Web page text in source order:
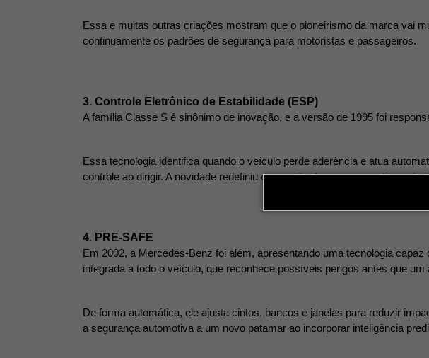
Essa e muitas outras criações mostram que o pioneirismo da marca vai
continuamente os padrões de segurança para motoristas e passageiros.
3. Controle Eletrônico de Estabilidade (ESP)
A família Classe S é sinônimo de inovação, e a versão de 1995 foi
Essa tecnologia identifica quando o veículo perde aderência e atua
controle ao dirigir. A novidade redefiniu o conceito de segurança ativa e,
4. PRE-SAFE
Em 2002, a Mercedes-Benz foi além, apresentando uma tecnologia
integrada a todo o veículo, que reconhece possíveis perigos antes que um
De forma automática, ele ajusta cintos, bancos e janelas para reduzir
a segurança automotiva a um novo patamar ao incorporar inteligência